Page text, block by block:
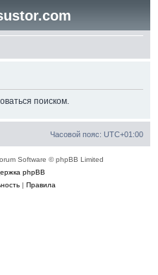
поиском.
Часовой пояс: UTC+01:00
Software © phpBB Limited
phpBB
| Правила